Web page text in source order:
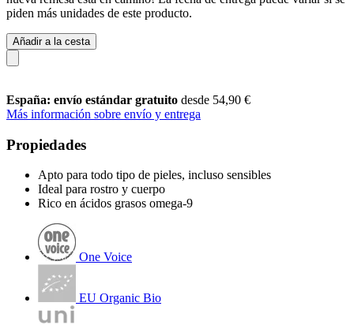
piden más unidades de este producto.
Añadir a la cesta
España: envío estándar gratuito desde 54,90 €
Más información sobre envío y entrega
Propiedades
Apto para todo tipo de pieles, incluso sensibles
Ideal para rostro y cuerpo
Rico en ácidos grasos omega-9
One Voice
EU Organic Bio